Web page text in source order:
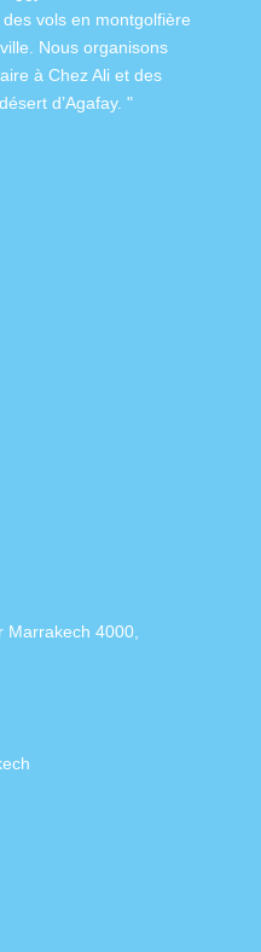
des vols en montgolfière
Nous organisons
à Chez Ali et des
d’Agafay. "
Marrakech 4000,